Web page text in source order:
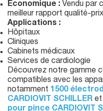
Economique : Vendu par
meilleur rapport qualité-
Applications :
Hôpitaux
Cliniques
Cabinets médicaux
Services de cardiologie
Découvrez notre gamme
compatibles avec les
notamment 1500
CARDIOVIT SCHILLER et
pour pince CARDIOVIT